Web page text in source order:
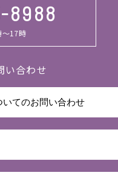
8988
～17時
い合わせ